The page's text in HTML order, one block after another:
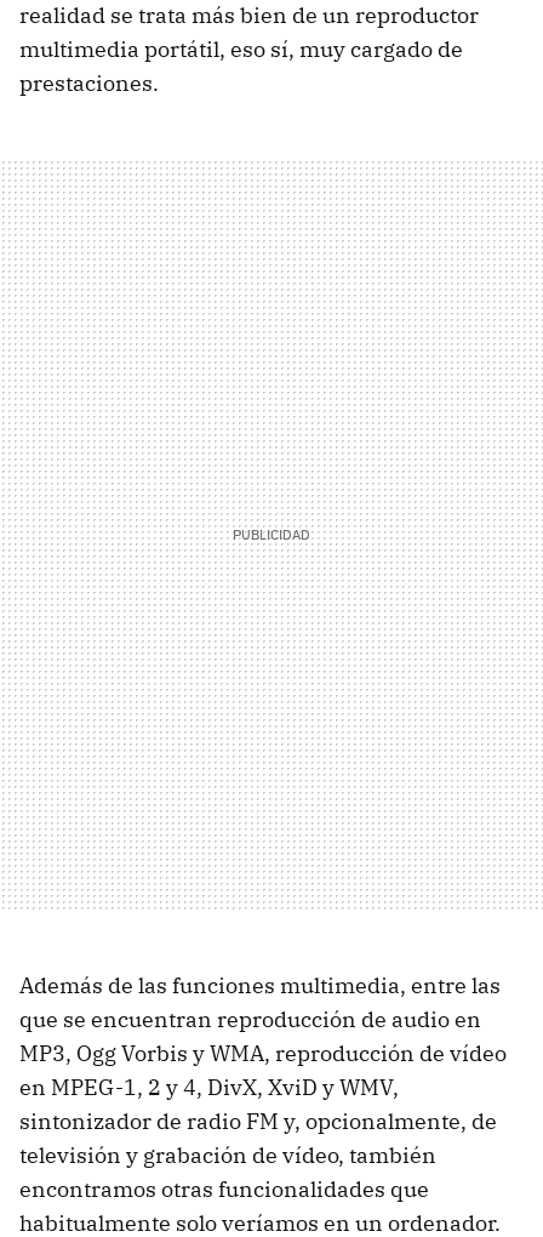
realidad se trata más bien de un reproductor
multimedia portátil, eso sí, muy cargado de
prestaciones.
Además de las funciones multimedia, entre las
que se encuentran reproducción de audio en
MP3, Ogg Vorbis y WMA, reproducción de vídeo
en MPEG-1, 2 y 4, DivX, XviD y WMV,
sintonizador de radio FM y, opcionalmente, de
televisión y grabación de vídeo, también
encontramos otras funcionalidades que
habitualmente solo veríamos en un ordenador.